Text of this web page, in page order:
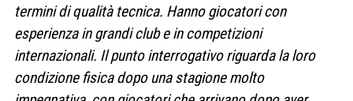
termini di qualità tecnica. Hanno giocatori con
esperienza in grandi club e in competizioni
internazionali. Il punto interrogativo riguarda la loro
condizione fisica dopo una stagione molto